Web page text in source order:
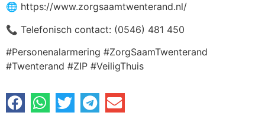
🌐 https://www.zorgsaamtwenterand.nl/
📞 Telefonisch contact: (0546) 481 450
#Personenalarmering #ZorgSaamTwenterand
#Twenterand #ZIP #VeiligThuis